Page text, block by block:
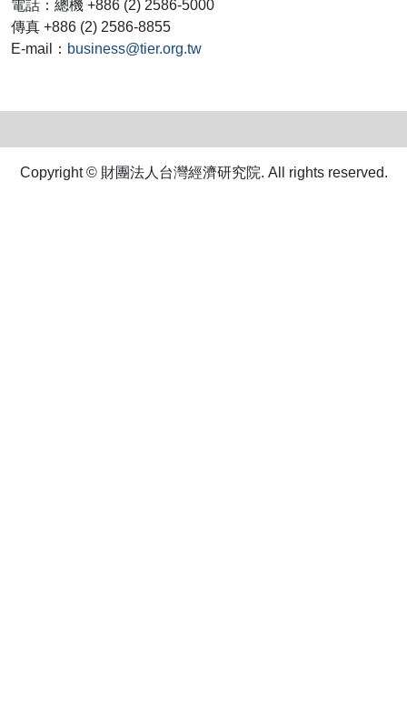
電話：總機 +886 (2) 2586-5000
傳真 +886 (2) 2586-8855
E-mail： business@tier.org.tw
Copyright © 財團法人台灣經濟研究院. All rights reserved.